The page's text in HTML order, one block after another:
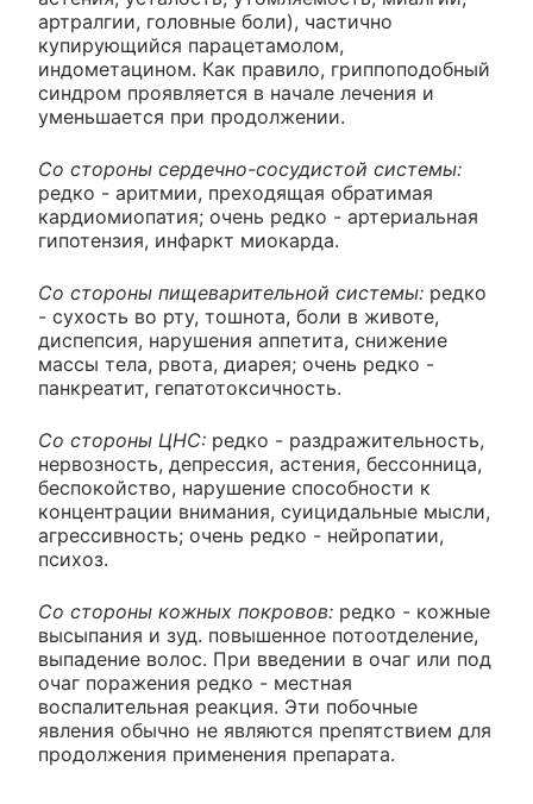
артралгии, головные боли), частично
купирующийся парацетамолом,
индометацином. Как правило, гриппоподобный
синдром проявляется в начале лечения и
уменьшается при продолжении.
Со стороны сердечно-сосудистой системы:
редко - аритмии, преходящая обратимая
кардиомиопатия; очень редко - артериальная
гипотензия, инфаркт миокарда.
Со стороны пищеварительной системы: редко
- сухость во рту, тошнота, боли в животе,
диспепсия, нарушения аппетита, снижение
массы тела, рвота, диарея; очень редко -
панкреатит, гепатотоксичность.
Со стороны ЦНС: редко - раздражительность,
нервозность, депрессия, астения, бессонница,
беспокойство, нарушение способности к
концентрации внимания, суицидальные мысли,
агрессивность; очень редко - нейропатии,
психоз.
Со стороны кожных покровов: редко - кожные
высыпания и зуд. повышенное потоотделение,
выпадение волос. При введении в очаг или под
очаг поражения редко - местная
воспалительная реакция. Эти побочные
явления обычно не являются препятствием для
продолжения применения препарата.